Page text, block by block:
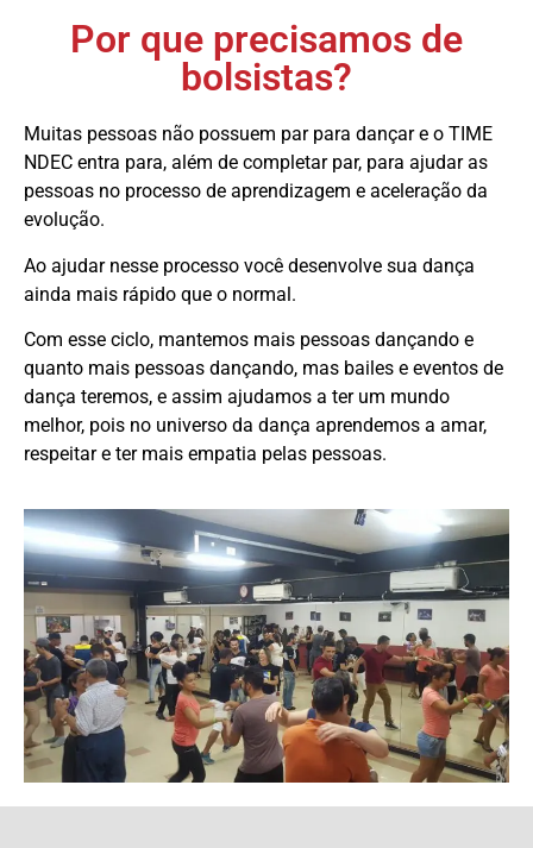
Por que precisamos de
bolsistas?
Muitas pessoas não possuem par para dançar e o TIME
NDEC entra para, além de completar par, para ajudar as
pessoas no processo de aprendizagem e aceleração da
evolução.
Ao ajudar nesse processo você desenvolve sua dança
ainda mais rápido que o normal.
Com esse ciclo, mantemos mais pessoas dançando e
quanto mais pessoas dançando, mas bailes e eventos de
dança teremos, e assim ajudamos a ter um mundo
melhor, pois no universo da dança aprendemos a amar,
respeitar e ter mais empatia pelas pessoas.